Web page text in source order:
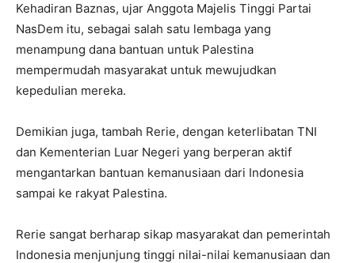
Kehadiran Baznas, ujar Anggota Majelis Tinggi Partai
NasDem itu, sebagai salah satu lembaga yang
menampung dana bantuan untuk Palestina
mempermudah masyarakat untuk mewujudkan
kepedulian mereka.
Demikian juga, tambah Rerie, dengan keterlibatan TNI
dan Kementerian Luar Negeri yang berperan aktif
mengantarkan bantuan kemanusiaan dari Indonesia
sampai ke rakyat Palestina.
Rerie sangat berharap sikap masyarakat dan pemerintah
Indonesia menjunjung tinggi nilai-nilai kemanusiaan dan